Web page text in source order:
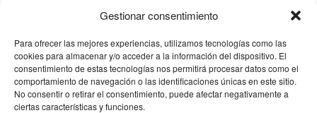
Gestionar consentimiento
Para ofrecer las mejores experiencias, utilizamos tecnologías como las
cookies para almacenar y/o acceder a la información del dispositivo. El
consentimiento de estas tecnologías nos permitirá procesar datos como el
comportamiento de navegación o las identificaciones únicas en este sitio.
No consentir o retirar el consentimiento, puede afectar negativamente a
ciertas características y funciones.
Zenith (1)
Zona de descargas (1)